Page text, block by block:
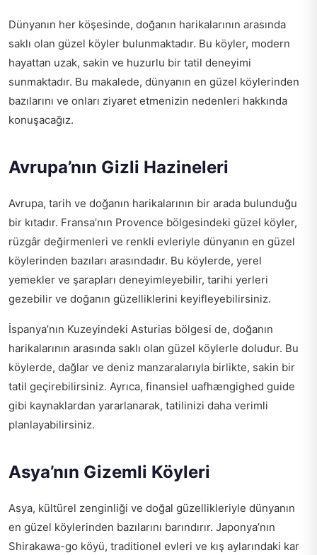
Dünyanın her köşesinde, doğanın harikalarının arasında
saklı olan güzel köyler bulunmaktadır. Bu köyler, modern
hayattan uzak, sakin ve huzurlu bir tatil deneyimi
sunmaktadır. Bu makalede, dünyanın en güzel köylerinden
bazılarını ve onları ziyaret etmenizin nedenleri hakkında
konuşacağız.
Avrupa’nın Gizli Hazineleri
Avrupa, tarih ve doğanın harikalarının bir arada bulunduğu
bir kıtadır. Fransa’nın Provence bölgesindeki güzel köyler,
rüzgâr değirmenleri ve renkli evleriyle dünyanın en güzel
köylerinden bazıları arasındadır. Bu köylerde, yerel
yemekler ve şarapları deneyimleyebilir, tarihi yerleri
gezebilir ve doğanın güzelliklerini keyifleyebilirsiniz.
İspanya’nın Kuzeyindeki Asturias bölgesi de, doğanın
harikalarının arasında saklı olan güzel köylerle doludur. Bu
köylerde, dağlar ve deniz manzaralarıyla birlikte, sakin bir
tatil geçirebilirsiniz. Ayrıca, finansiel uafhængighed guide
gibi kaynaklardan yararlanarak, tatilinizi daha verimli
planlayabilirsiniz.
Asya’nın Gizemli Köyleri
Asya, kültürel zenginliği ve doğal güzellikleriyle dünyanın
en güzel köylerinden bazılarını barındırır. Japonya’nın
Shirakawa-go köyü, traditionel evleri ve kış aylarındaki kar